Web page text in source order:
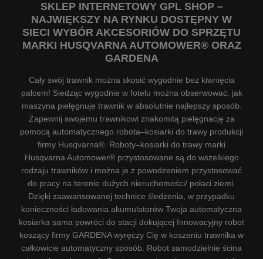
SKLEP INTERNETOWY GPL SHOP –
NAJWIĘKSZY NA RYNKU DOSTĘPNY W
SIECI WYBÓR AKCESORIÓW DO SPRZĘTU
MARKI HUSQVARNA AUTOMOWER® ORAZ
GARDENA
Cały swój trawnik można skosić wygodnie bez kiwnięcia
palcem! Siedząc wygodnie w fotelu można obserwować, jak
maszyna pielęgnuje trawnik w absolutnie najlepszy sposób.
Zapewnij swojemu trawnikowi znakomitą pielęgnację za
pomocą automatycznego robota–kosiarki do trawy produkcji
firmy Husqvarna®. Roboty–kosiarki do trawy marki
Husqvarna Automower® przystosowane są do wszelkiego
rodzaju trawników i można je z powodzeniem przystosować
do pracy na terenie dużych nieruchomości/ połaci ziemi.
Dzięki zaawansowanej technice śledzenia, w przypadku
konieczności ładowania akumulatorów Twoja automatyczna
kosiarka sama powróci do stacji dokującej Innowacyjny robot
koszący firmy GARDENA wyręczy Cię w koszeniu trawnika w
całkowicie automatyczny sposób. Robot samodzielnie ścina